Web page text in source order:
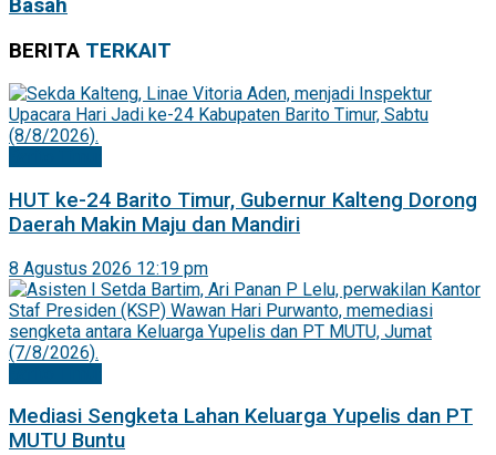
Basah
BERITA TERKAIT
HUT ke-24 Barito Timur, Gubernur Kalteng Dorong
Daerah Makin Maju dan Mandiri
8 Agustus 2026 12:19 pm
Mediasi Sengketa Lahan Keluarga Yupelis dan PT
MUTU Buntu